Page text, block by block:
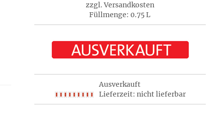
zzgl. Versandkosten
Füllmenge: 0.75 L
Ausverkauft
Lieferzeit: nicht lieferbar